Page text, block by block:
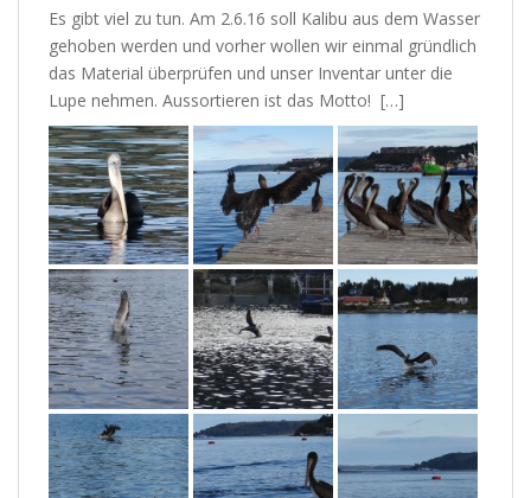
Es gibt viel zu tun. Am 2.6.16 soll Kalibu aus dem Wasser
gehoben werden und vorher wollen wir einmal gründlich
das Material überprüfen und unser Inventar unter die
Lupe nehmen. Aussortieren ist das Motto! […]